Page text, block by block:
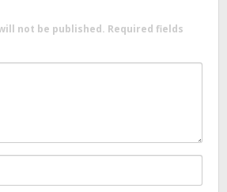
not be published. Required fields